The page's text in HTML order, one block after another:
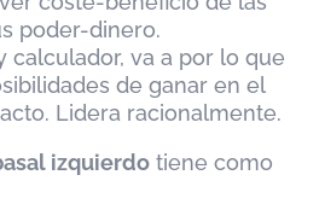
poder-dinero.
calculador, va a por lo que
de ganar en el
Lidera racionalmente.
izquierdo tiene como